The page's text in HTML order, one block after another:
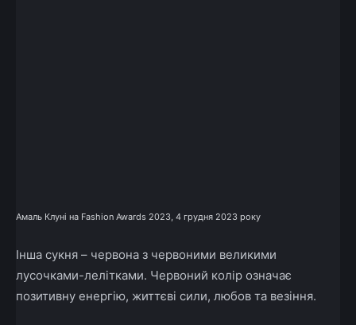
Амаль Клуні на Fashion Awards 2023, 4 грудня 2023 року
Інша сукня – червона з червоними великими
лусочками-лелітками. Червоний колір означає
позитивну енергію, життєві сили, любов та везіння.